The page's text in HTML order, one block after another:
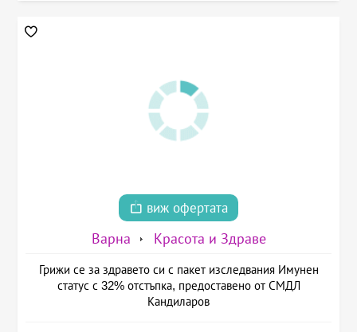
виж офертата
Варна Красота и Здраве
Грижи се за здравето си с пакет изследвания Имунен
статус с 32% отстъпка, предоставено от СМДЛ
Кандиларов